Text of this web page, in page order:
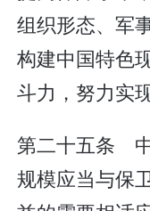
组织形态、军
构建中国特色
斗力，努力实
第二十五条
规模应当与保